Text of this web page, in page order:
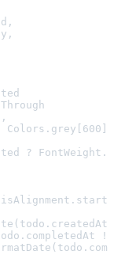
Colors.grey[600]
?